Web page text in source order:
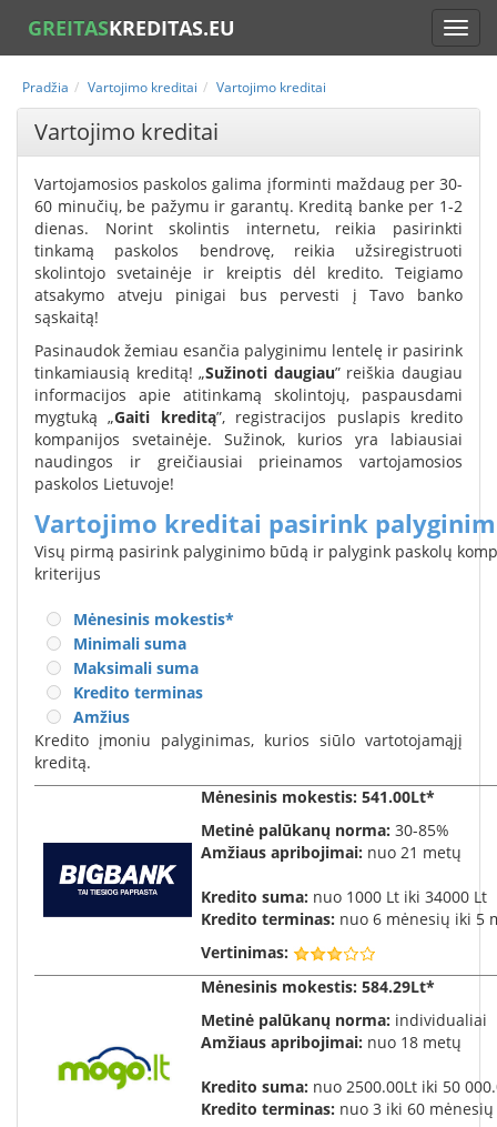
GREITASKREDITAS.EU
Pradžia Vartojimo kreditai Vartojimo kreditai
Vartojimo kreditai
Vartojamosios paskolos galima įforminti maždaug per 30-
60 minučių, be pažymu ir garantų. Kreditą banke per 1-2
dienas. Norint skolintis internetu, reikia pasirinkti
tinkamą paskolos bendrovę, reikia užsiregistruoti
skolintojo svetainėje ir kreiptis dėl kredito. Teigiamo
atsakymo atveju pinigai bus pervesti į Tavo banko
sąskaitą!
Pasinaudok žemiau esančia palyginimu lentelę ir pasirink
tinkamiausią kreditą! „Sužinoti daugiau” reiškia daugiau
informacijos apie atitinkamą skolintojų, paspausdami
mygtuką „Gaiti kreditą”, registracijos puslapis kredito
kompanijos svetainėje. Sužinok, kurios yra labiausiai
naudingos ir greičiausiai prieinamos vartojamosios
paskolos Lietuvoje!
Vartojimo kreditai pasirink
Visų pirmą pasirink palyginimo būdą ir palygink paskolų
kriterijus
Mėnesinis mokestis*
Minimali suma
Maksimali suma
Kredito terminas
Amžius
Kredito įmoniu palyginimas, kurios siūlo vartotojamąjį
kreditą.
Mėnesinis mokestis: 541.00Lt*
Metinė palūkanų norma: 30-85%
Amžiaus apribojimai: nuo 21 metų
Kredito suma: nuo 1000 Lt iki 34000 Lt
Kredito terminas: nuo 6 mėnesių iki 5
Vertinimas:
Mėnesinis mokestis: 584.29Lt*
Metinė palūkanų norma: individualiai
Amžiaus apribojimai: nuo 18 metų
Kredito suma: nuo 2500.00Lt iki 50
Kredito terminas: nuo 3 iki 60 mėnesių